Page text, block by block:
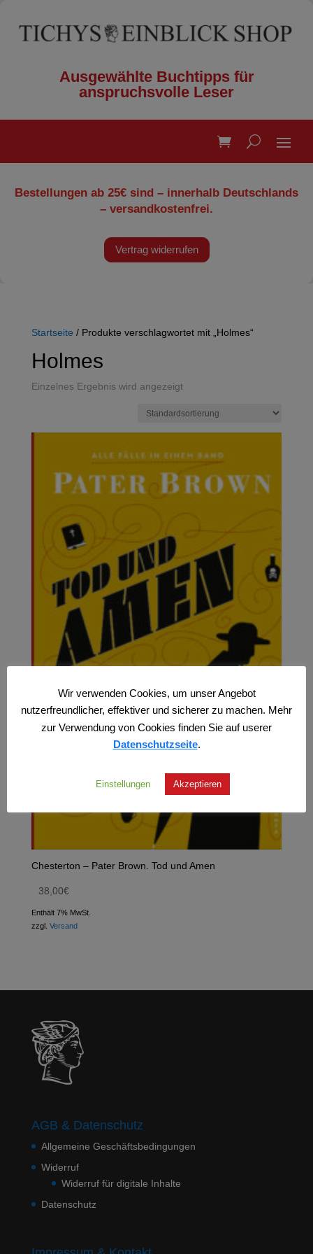
Ausgewählte Buchtipps für
anspruchsvolle Leser
Bestellungen ab 25€ sind – innerhalb Deutschlands
– versandkostenfrei.
Vertrag widerrufen
Startseite / Produkte verschlagwortet mit „Holmes“
Holmes
Einzelnes Ergebnis wird angezeigt
Chesterton – Pater Brown. Tod und Amen
38,00€
Enthält 7% MwSt.
zzgl. Versand
AGB & Datenschutz
Allgemeine Geschäftsbedingungen
Widerruf
Widerruf für digitale Inhalte
Datenschutz
Wir verwenden Cookies, um unser Angebot
nutzerfreundlicher, effektiver und sicherer zu machen. Mehr
zur Verwendung von Cookies finden Sie auf userer
Datenschutzseite.
Einstellungen Akzeptieren